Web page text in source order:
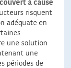
à cause
risquent
adéquate en
une solution
une
périodes de